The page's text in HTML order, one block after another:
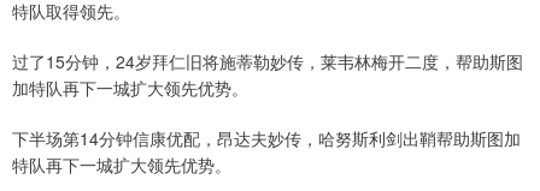
特队取得领先。
过了15分钟，24岁拜仁旧将施蒂勒妙传，莱韦林梅开二度，帮助斯图
加特队再下一城扩大领先优势。
下半场第14分钟信康优配，昂达夫妙传，哈努斯利剑出鞘帮助斯图加
特队再下一城扩大领先优势。